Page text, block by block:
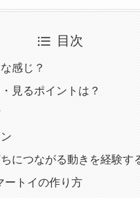
目次
感じ？
見るポイントは？
につながる動きを経験す
ートイの作り方